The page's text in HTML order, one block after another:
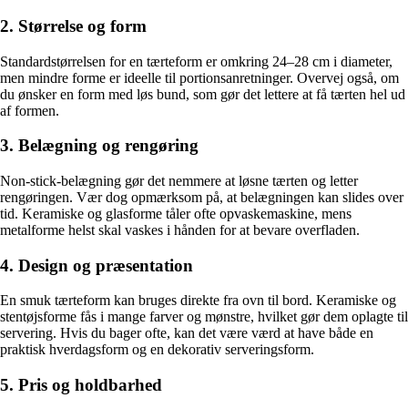
2. Størrelse og form
Standardstørrelsen for en tærteform er omkring 24–28 cm i diameter,
men mindre forme er ideelle til portionsanretninger. Overvej også, om
du ønsker en form med løs bund, som gør det lettere at få tærten hel ud
af formen.
3. Belægning og rengøring
Non-stick-belægning gør det nemmere at løsne tærten og letter
rengøringen. Vær dog opmærksom på, at belægningen kan slides over
tid. Keramiske og glasforme tåler ofte opvaskemaskine, mens
metalforme helst skal vaskes i hånden for at bevare overfladen.
4. Design og præsentation
En smuk tærteform kan bruges direkte fra ovn til bord. Keramiske og
stentøjsforme fås i mange farver og mønstre, hvilket gør dem oplagte til
servering. Hvis du bager ofte, kan det være værd at have både en
praktisk hverdagsform og en dekorativ serveringsform.
5. Pris og holdbarhed